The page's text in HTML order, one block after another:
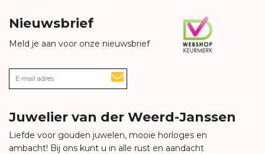
Nieuwsbrief
Meld je aan voor onze nieuwsbrief
Juwelier van der Weerd-Janssen
Liefde voor gouden juwelen, mooie horloges en
ambacht! Bij ons kunt u in alle rust en aandacht